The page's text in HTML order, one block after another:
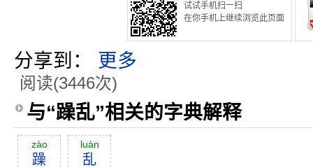
试试手机扫一扫
在你手机上继续浏览此页面
分享到： 更多
阅读(3446次)
与“躁乱”相关的字典解释
zào
躁
luàn
乱